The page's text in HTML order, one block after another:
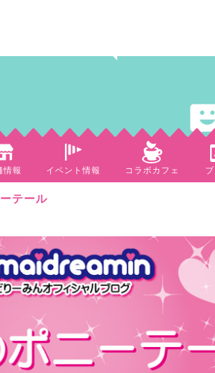
情報 イベント情報 コラボカフェ
テール